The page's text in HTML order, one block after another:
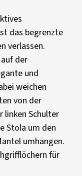
das begrenzte
verlassen.
der
und
weichen
von der
linken Schulter
Stola um den
umhängen.
für